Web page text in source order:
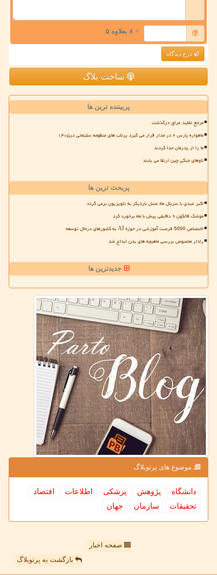
= ۸ بعلاوه ۵
درج دیدگاه
ساخت بلاگ
پربیننده ترین ها
مرجع تقلید عراق درگذشت
ماهواره پارس ۲ در مدار قرار می گیرد پرتاب های منظومه سلیمانی در۱۴۰۵
ما را از پدرمان جدا کردند
ناوهای جنگی چین ارتقا می یابند
پربحث ترین ها
اکبر عبدی با سریال ماه عسل باردیگر به تلویزیون برمی گردد
موشک فالکون ۹ دقایقی پیش با ماه برخورد کرد
اختصاص 5000 فرصت آموزشی در حوزه AI به کشورهای درحال توسعه
رادار مخصوص بررسی ماهیچه های بدن ابداع شد
جدیدترین ها
موضوع های پرتوبلاگ
دانشگاه پژوهش پزشكی اطلاعات
اقتصاد
تحقیقات
سازمان جهان
صفحه اخبار
بازگشت به پرتوبلاگ